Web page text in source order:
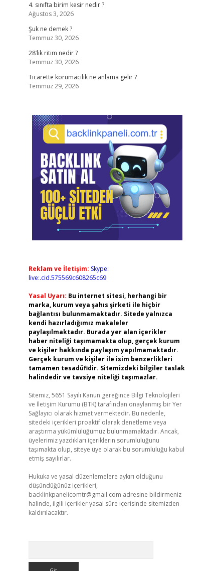
4. sınıfta birim kesir nedir ?
Ağustos 3, 2026
Şuk ne demek ?
Temmuz 30, 2026
28’lik ritim nedir ?
Temmuz 30, 2026
Ticarette korumacilik ne anlama gelir ?
Temmuz 29, 2026
Reklam ve İletişim: Skype:
live:.cid.575569c608265c69
Yasal Uyarı: Bu internet sitesi, herhangi bir
marka, kurum veya şahıs şirketi ile hiçbir
bağlantısı bulunmamaktadır. Sitede yalnızca
kendi hazırladığımız makaleler
paylaşılmaktadır. Burada yer alan içerikler
haber niteliği taşımamakta olup, gerçek kurum
ve kişiler hakkında paylaşım yapılmamaktadır.
Gerçek kurum ve kişiler ile isim benzerlikleri
tamamen tesadüfidir. Sitemizdeki bilgiler taslak
halindedir ve tavsiye niteliği taşımazlar.
Sitemiz, 5651 Sayılı Kanun gereğince Bilgi Teknolojileri
ve İletişim Kurumu (BTK) tarafından onaylanmış bir Yer
Sağlayıcı olarak hizmet vermektedir. Bu nedenle,
sitedeki içerikleri proaktif olarak denetleme veya
araştırma yükümlülüğümüz bulunmamaktadır. Ancak,
üyelerimiz yazdıkları içeriklerin sorumluluğunu
taşımakta olup, siteye üye olarak bu sorumluluğu kabul
etmiş sayılırlar.
Hukuka ve yasal düzenlemelere aykırı olduğunu
düşündüğünüz içerikleri,
backlinkpanelicomtr@gmail.com adresine bildirmeniz
halinde, ilgili içerikler yasal süre içerisinde sitemizden
kaldırılacaktır.